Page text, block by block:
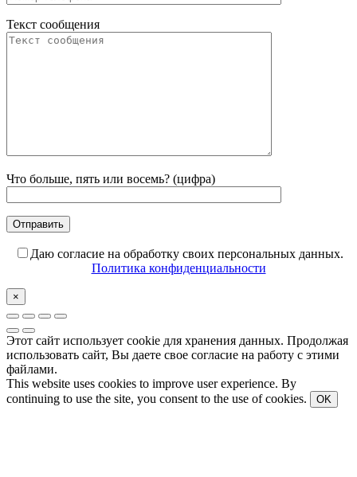
Текст сообщения
Что больше, пять или восемь? (цифра)
Даю согласие на обработку своих персональных данных.
Политика конфиденциальности
×
Этот сайт использует cookie для хранения данных. Продолжая
использовать сайт, Вы даете свое согласие на работу с этими
файлами.
This website uses cookies to improve user experience. By
continuing to use the site, you consent to the use of cookies.
OK